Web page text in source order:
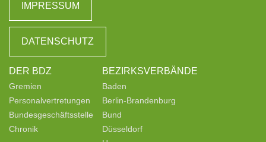
IMPRESSUM
DATENSCHUTZ
DER BDZ
Gremien
Personalvertretungen
Bundesgeschäftsstelle
Chronik
BEZIRKSVERBÄNDE
Baden
Berlin-Brandenburg
Bund
Düsseldorf